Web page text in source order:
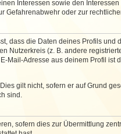
Interessen sowie den
oder zur
dass die Daten deines Profils
(z. B. andere
Adresse aus deinem Profil
gilt nicht, sofern er auf Grund
sind.
sofern dies zur Übermittlung